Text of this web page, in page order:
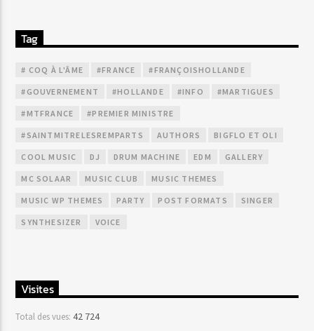
Tag
# COQ À L'ÂME #FRANCE #FRANÇOISHOLLANDE
#GOUVERNEMENT #HOLLANDE #INFO #MARTIGUES
#MTFRANCE #PREMIER MINISTRE
#SAINTMITRELESREMPARTS AUTHORS BIGFLO ET OLI
COOL MUSIC DJ DRUM MACHINE EDM GALLERY
MC SOLAAR MUSIC CLUB MUSIC THEMES
MUSIC WP THEMES PARTY POST FORMATS SINGER
SYNTHESIZER VOICE
Visites
Total des vues:42 724